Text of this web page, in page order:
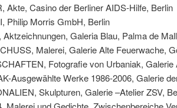
Akte, Casino der Berliner AIDS-Hilfe, Berlin
Philip Morris GmbH, Berlin
Galeria Blau, Palma de
Malerei, Galerie Alte Feuerwache,
Fotografie von Urbaniak, Galerie
Ausgewählte Werke 1986-2006, Galerie
Skulpturen, Galerie –Atelier ZSV,